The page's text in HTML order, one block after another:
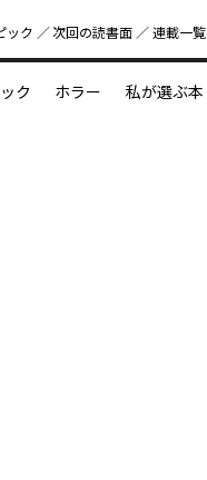
ック 次回の読書⾯ 連載一覧
ク ホラー 私が選ぶ本